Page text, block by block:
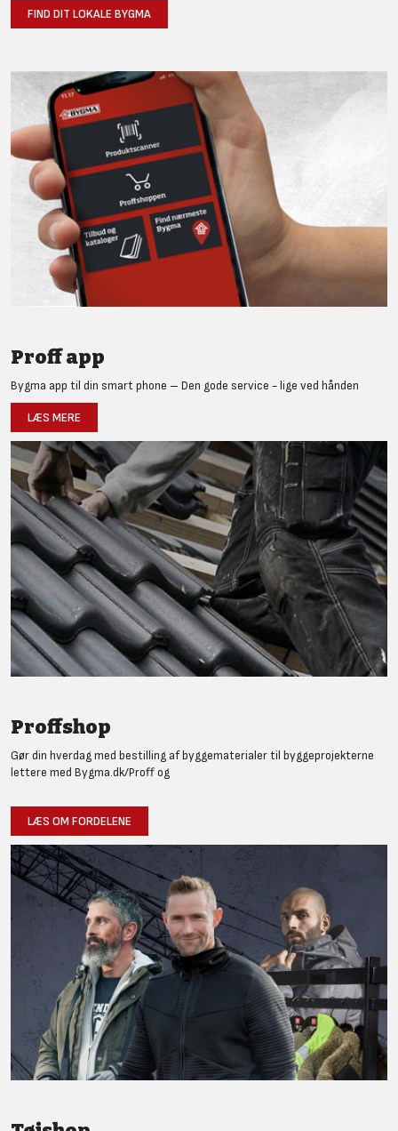
FIND DIT LOKALE BYGMA
Proff app
Bygma app til din smart phone – Den gode service - lige ved hånden
LÆS MERE
Proffshop
Gør din hverdag med bestilling af byggematerialer til byggeprojekterne
lettere med Bygma.dk/Proff og
LÆS OM FORDELENE